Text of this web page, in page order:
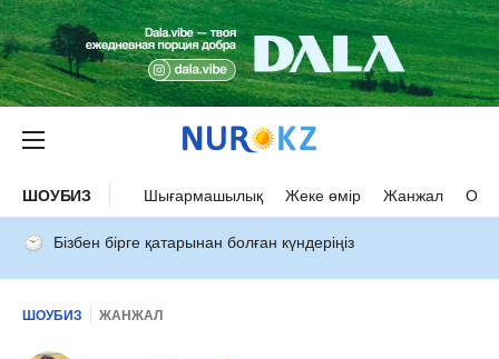
ШОУБИЗ Шығармашылық Жеке өмір Жанжал
Бізбен бірге қатарынан болған күндеріңіз
ШОУБИЗ ЖАНЖАЛ